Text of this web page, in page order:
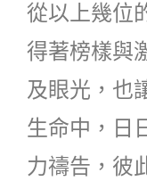
從以上幾位
得著榜樣與
及眼光，也
生命中，日
力禱告，彼